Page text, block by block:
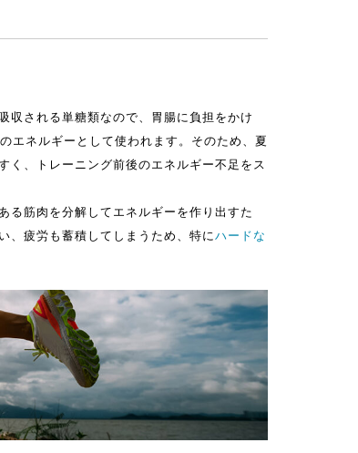
収される単糖類なので、胃腸に負担をかけ
エネルギーとして使われます。そのため、夏
く、トレーニング前後のエネルギー不足をス
る筋肉を分解してエネルギーを作り出すた
、疲労も蓄積してしまうため、特にハードな